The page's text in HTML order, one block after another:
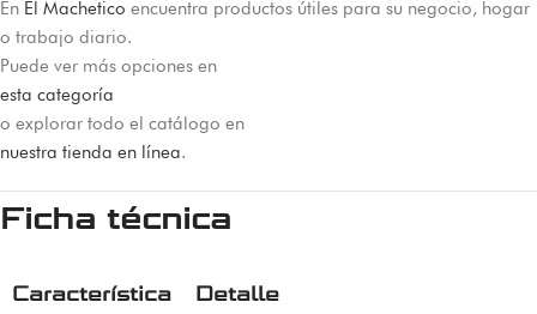
En El Machetico encuentra productos útiles para su negocio, hogar
o trabajo diario.
Puede ver más opciones en
esta categoría
o explorar todo el catálogo en
nuestra tienda en línea.
Ficha técnica
Característica Detalle